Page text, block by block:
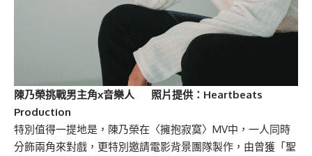
陳乃榮挑戰男主角x音樂人 照片提供：Heartbeats
Production
特別值得一提地是，陳乃榮在〈擁抱寂寞〉MV中，一人同時
分飾兩角來對戲，更特別邀請電影背景團隊製作，由曾獲「聖